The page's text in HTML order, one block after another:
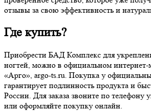
отзывы за свою эффективность и
Где купить?
Приобрести БАД Комплекс для
ногтей, можно в официальном интернет-
«Арго», argo-ts.ru. Покупка у
гарантирует подлинность продукта и
России. Для заказа звоните по телефону
или оформляйте покупку онлайн.